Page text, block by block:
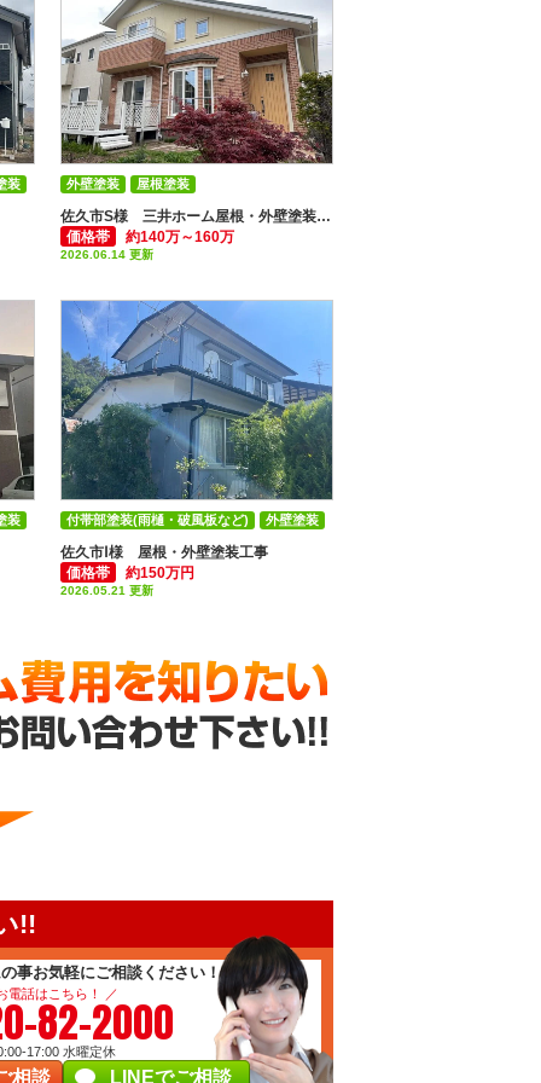
装
佐久市S様 三井ホーム屋根・外壁塗装工事
価格帯
約140万～160万
2026.06.14 更新
外壁塗装 屋根塗装
装
佐久市Ⅰ様 屋根・外壁塗装工事
価格帯
約150万円
2026.05.21 更新
付帯部塗装(雨樋・破風板など)
外壁塗装
屋根塗装
!!
事お気軽にご相談ください！
電話はこちら！ ／
82-2000
17:00 水曜定休
相談 LINEでご相談